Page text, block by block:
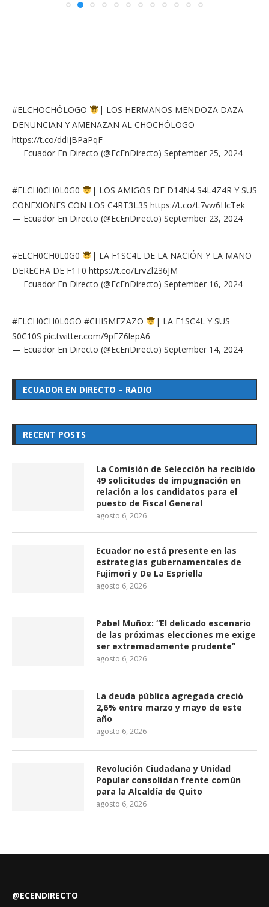
#ELCHOCHÓLOGO
| LOS HERMANOS MENDOZA DAZA
DENUNCIAN Y AMENAZAN AL CHOCHÓLOGO
https://t.co/ddIjBPaPqF
— Ecuador En Directo (@EcEnDirecto) September 25, 2024
#ELCH0CH0L0G0
| LOS AMIGOS DE D14N4 S4L4Z4R Y SUS
CONEXIONES CON LOS C4RT3L3S https://t.co/L7vw6HcTek
— Ecuador En Directo (@EcEnDirecto) September 23, 2024
#ELCH0CH0L0G0
| LA F1SC4L DE LA NACIÓN Y LA MANO
DERECHA DE F1T0 https://t.co/LrvZl236JM
— Ecuador En Directo (@EcEnDirecto) September 16, 2024
#ELCH0CH0L0GO #CHISMEZAZO
| LA F1SC4L Y SUS
S0C10S pic.twitter.com/9pFZ6lepA6
— Ecuador En Directo (@EcEnDirecto) September 14, 2024
ECUADOR EN DIRECTO – RADIO
RECENT POSTS
La Comisión de Selección ha recibido
49 solicitudes de impugnación en
relación a los candidatos para el
puesto de Fiscal General
agosto 6, 2026
Ecuador no está presente en las
estrategias gubernamentales de
Fujimori y De La Espriella
agosto 6, 2026
Pabel Muñoz: “El delicado escenario
de las próximas elecciones me exige
ser extremadamente prudente”
agosto 6, 2026
La deuda pública agregada creció
2,6% entre marzo y mayo de este
año
agosto 6, 2026
Revolución Ciudadana y Unidad
Popular consolidan frente común
para la Alcaldía de Quito
agosto 6, 2026
@ECENDIRECTO